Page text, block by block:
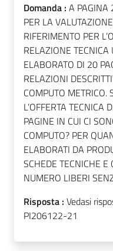
Domanda : A PAGINA
PER LA
RIFERIMENTO PER
RELAZIONE
ELABORATO DI 20
RELAZIONI
COMPUTO METRICO.
L’OFFERTA TECNICA
PAGINE IN CUI CI
COMPUTO? PER
ELABORATI DA
SCHEDE TECNICHE
NUMERO LIBERI
Risposta : Vedasi
PI206122-21